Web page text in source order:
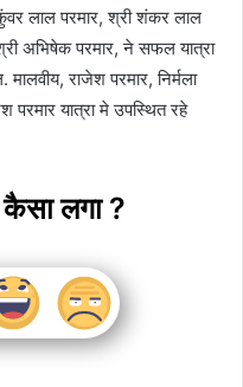
लाल परमार, श्री शंकर लाल
अभिषेक परमार, ने सफल यात्रा
राजेश परमार, निर्मला
परमार यात्रा मे उपस्थित रहे
लगा ?